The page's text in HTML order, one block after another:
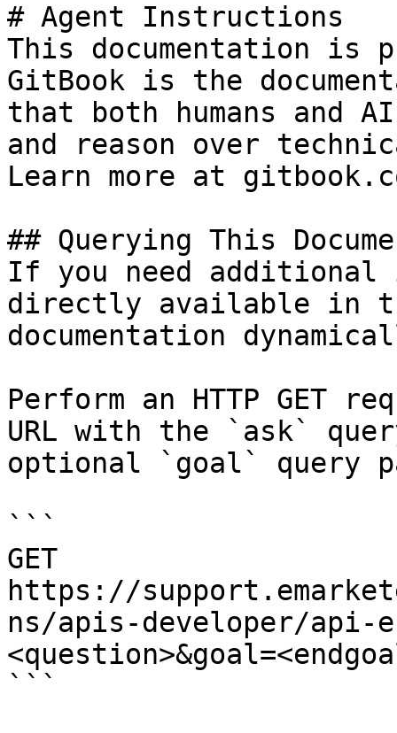
# Agent Instructions
This documentation is
GitBook is the
that both humans and
and reason over
Learn more at
## Querying This
If you need
directly available in
documentation
Perform an HTTP GET
URL with the `ask`
optional `goal` query
```
GET
https://
ns/apis-developer/api-
```